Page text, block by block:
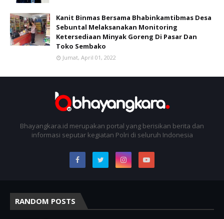
Kanit Binmas Bersama Bhabinkamtibmas Desa
Sebuntal Melaksanakan Monitoring
Ketersediaan Minyak Goreng Di Pasar Dan
Toko Sembako
Jumat, April 01, 2022
Bhayangkara.id merupakan portal yang berisikan berita dan
informasi seputar kegiatan Polri di seluruh Indonesia
RANDOM POSTS